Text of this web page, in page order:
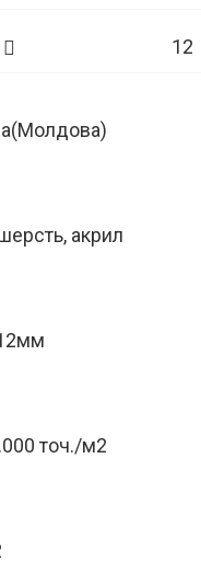
12
акрил
точ./м2